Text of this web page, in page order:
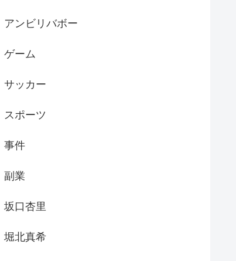
アンビリバボー
ゲーム
サッカー
スポーツ
事件
副業
坂口杏里
堀北真希